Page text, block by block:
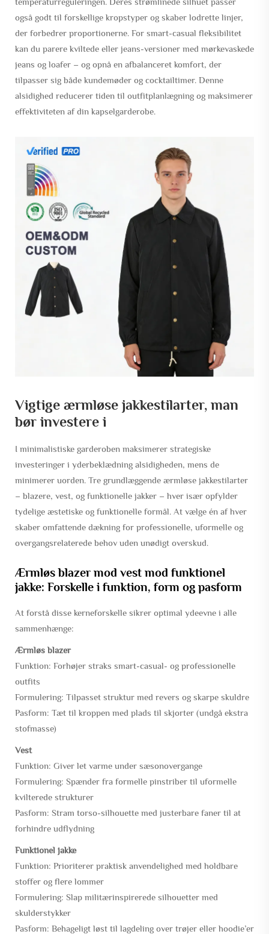
også godt til forskellige kropstyper og skaber lodrette linjer,
der forbedrer proportionerne. For smart-casual fleksibilitet
kan du parere kviltede eller jeans-versioner med mørkevaskede
jeans og loafer – og opnå en afbalanceret komfort, der
tilpasser sig både kundemøder og cocktailtimer. Denne
alsidighed reducerer tiden til outfitplanlægning og maksimerer
effektiviteten af din kapselgarderobe.
Vigtige ærmløse jakkestilarter, man
bør investere i
I minimalistiske garderoben maksimerer strategiske
investeringer i yderbeklædning alsidigheden, mens de
minimerer uorden. Tre grundlæggende ærmløse jakkestilarter
– blazere, vest, og funktionelle jakker – hver især opfylder
tydelige æstetiske og funktionelle formål. At vælge én af hver
skaber omfattende dækning for professionelle, uformelle og
overgangsrelaterede behov uden unødigt overskud.
Ærmløs blazer mod vest mod funktionel
jakke: Forskelle i funktion, form og pasform
At forstå disse kerneforskelle sikrer optimal ydeevne i alle
sammenhænge:
Ærmløs blazer
Funktion: Forhøjer straks smart-casual- og professionelle
outfits
Formulering: Tilpasset struktur med revers og skarpe skuldre
Pasform: Tæt til kroppen med plads til skjorter (undgå ekstra
stofmasse)
Vest
Funktion: Giver let varme under sæsonovergange
Formulering: Spænder fra formelle pinstriber til uformelle
kvilterede strukturer
Pasform: Stram torso-silhouette med justerbare faner til at
forhindre udflydning
Funktionel jakke
Funktion: Prioriterer praktisk anvendelighed med holdbare
stoffer og flere lommer
Formulering: Slap militærinspirerede silhouetter med
skulderstykker
Pasform: Behageligt løst til lagdeling over trøjer eller hoodie’er